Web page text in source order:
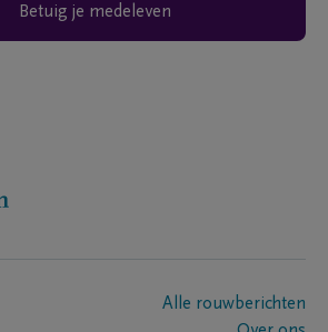
Betuig je medeleven
Alle rouwberichten